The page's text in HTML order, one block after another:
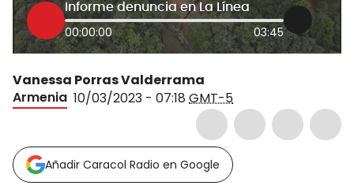
Informe denuncia en La Línea
00:00:00 03:45
Vanessa Porras Valderrama
Armenia 10/03/2023 - 07:18 GMT-5
Añadir Caracol Radio en Google